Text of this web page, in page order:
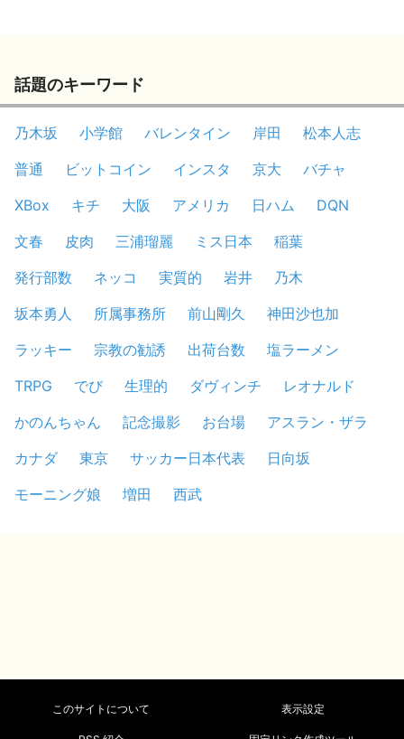
話題のキーワード
乃木坂 小学館 バレンタイン 岸田
松本人志
普通
ビットコイン インスタ 京大
バチャ
XBox
キチ 大阪 アメリカ 日ハム
DQN
文春
皮肉 三浦瑠麗 ミス日本
稲葉
発行部数
ネッコ 実質的 岩井
乃木
坂本勇人
所属事務所 前山剛久
神田沙也加
ラッキー
宗教の勧誘 出荷台数
塩ラーメン
TRPG
でび 生理的 ダヴィンチ
レオナルド
かのんちゃん
記念撮影 お台場
アスラン・ザラ
カナダ
東京 サッカー日本代表
日向坂
モーニング娘
増田 西武
このサイトについて 表示設定